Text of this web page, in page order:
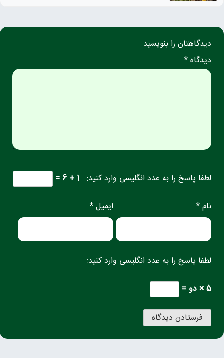
دیدگاهتان را بنویسید
دیدگاه *
لطفا پاسخ را به عدد انگلیسی وارد کنید: 1 + 6 =
نام * ایمیل *
لطفا پاسخ را به عدد انگلیسی وارد کنید:
5 × دو =